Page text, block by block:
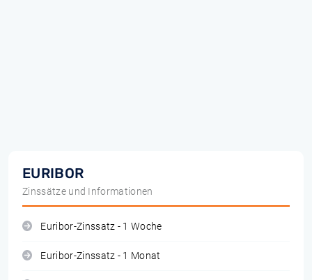
EURIBOR
Zinssätze und Informationen
Euribor-Zinssatz - 1 Woche
Euribor-Zinssatz - 1 Monat